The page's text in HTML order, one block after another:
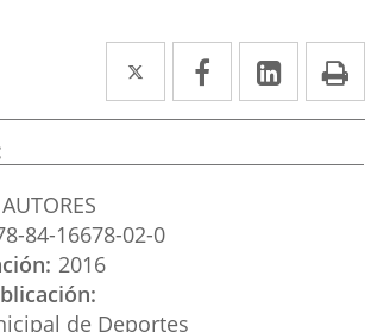
Twitter
Enlace
a
externa.
Facebook
Enlace
a
Enlace
a
84-16678-02-0
2016
de Deportes